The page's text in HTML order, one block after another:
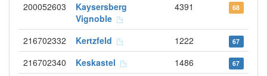
200052603
Kaysersberg
Vignoble
4391 68
216702332 Kertzfeld 1222 67
216702340 Keskastel 1486 67